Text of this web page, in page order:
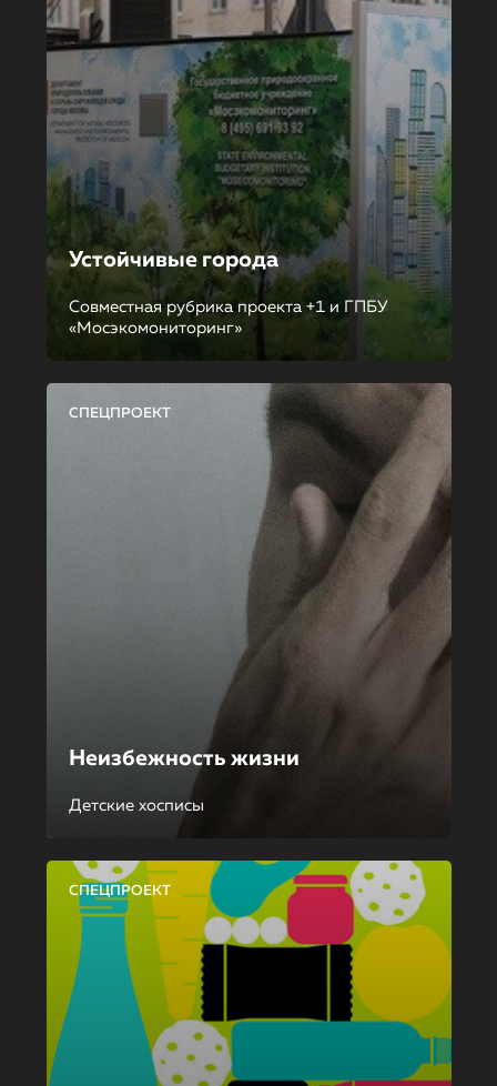
Устойчивые города
Совместная рубрика проекта +1 и ГПБУ
«Мосэкомониторинг»
СПЕЦПРОЕКТ
Неизбежность жизни
Детские хосписы
СПЕЦПРОЕКТ